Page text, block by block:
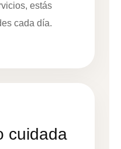
estás
cada día.
cuidada